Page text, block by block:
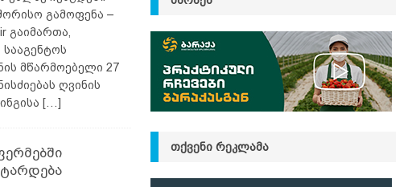
გამოფენა –
გაიმართა,
მწარმოებელი 27
ღვინის
[…]
ᲗᲥᲕᲔᲜᲘ ᲠᲔᲙᲚᲐᲛᲐ